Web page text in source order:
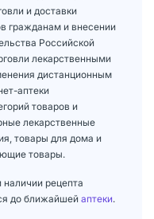
и доставки
гражданам и внесении
Российской
лекарственными
дистанционным
аптеки
товаров и
лекарственные
товары для дома и
товары.
наличии рецепта
до ближайшей аптеки.